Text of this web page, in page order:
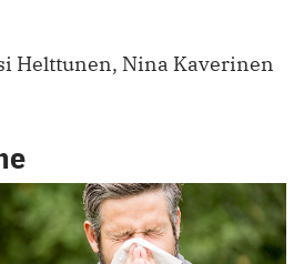
Helttunen, Nina Kaverinen